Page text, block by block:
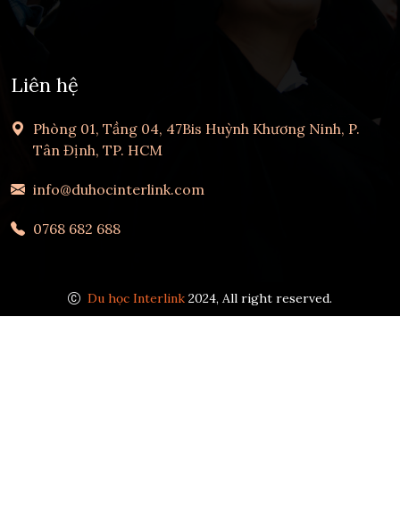
Liên hệ
Phòng 01, Tầng 04, 47Bis Huỳnh Khương Ninh, P.
Tân Định, TP. HCM
info@duhocinterlink.com
0768 682 688
Du học Interlink 2024, All right reserved.